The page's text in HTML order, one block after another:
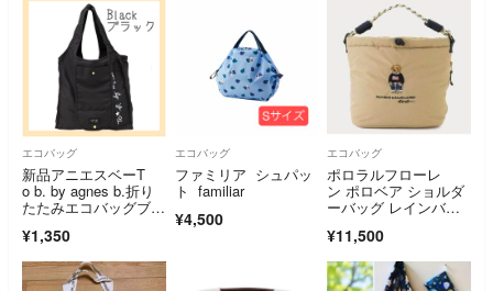
エコバッグ
新品アニエスベーT
o b. by agnes b.折り
たたみエコバッグブラ
¥1,350
エコバッグ
ファミリア シュパッ
ト familiar
¥4,500
エコバッグ
ポロラルフローレ
ン ポロベア ショルダ
ーバッグ レインバッ
¥11,500